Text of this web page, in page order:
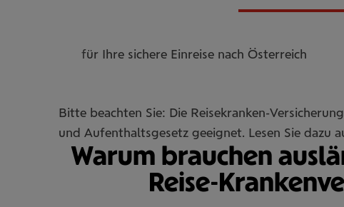
für Ihre sichere Einreise nach Österreich
Bitte beachten Sie: Die Reisekranken-
und Aufenthaltsgesetz geeignet. Lesen Sie dazu
Warum brauchen
Reise-